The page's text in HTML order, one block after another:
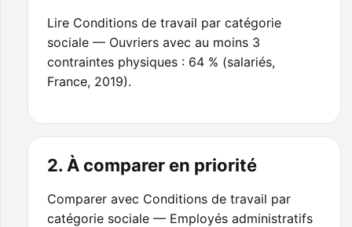
Lire Conditions de travail par catégorie
sociale — Ouvriers avec au moins 3
contraintes physiques : 64 % (salariés,
France, 2019).
2. À comparer en priorité
Comparer avec Conditions de travail par
catégorie sociale — Employés administratifs